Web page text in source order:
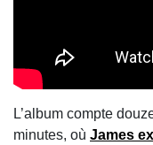
L’album compte
minutes, où James